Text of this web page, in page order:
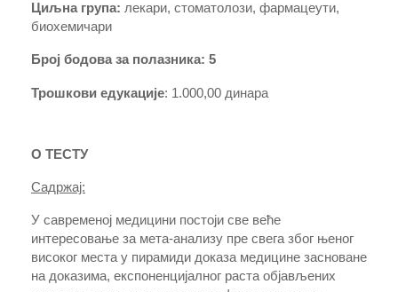
Циљна група: лекари, стоматолози, фармацеути,
биохемичари
Број бодова за полазника: 5
Трошкови едукације: 1.000,00 динара
О ТЕСТУ
Садржај:
У савременој медицини постоји све веће
интересовање за мета-анализу пре свега због њеног
високог места у пирамиди доказа медицине засноване
на доказима, експоненцијалног раста објављених